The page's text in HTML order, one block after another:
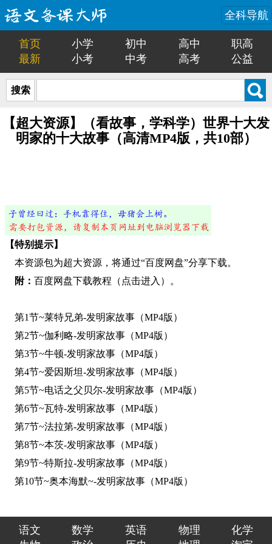
全科导航
首页 小学 初中 高中
职高
最新
小考 中考 高考 公益
搜索
【超大资源】（看故事，学科学）世界十大发
明家的十大故事（高清MP4版，共10部）
【特别提示】
本资源包为超大资源，将通过“百度网盘”分享下载。
附： 百度网盘下载教程（点击进入） 。
第1节~莱特兄弟-发明家故事（MP4版）
第2节~伽利略-发明家故事（MP4版）
第3节~牛顿-发明家故事（MP4版）
第4节~爱因斯坦-发明家故事（MP4版）
第5节~电话之父贝尔-发明家故事（MP4版）
第6节~瓦特-发明家故事（MP4版）
第7节~法拉第-发明家故事（MP4版）
第8节~本茨-发明家故事（MP4版）
第9节~特斯拉-发明家故事（MP4版）
第10节~奥本海默~-发明家故事（MP4版）
语文 数学 英语 物理
化学